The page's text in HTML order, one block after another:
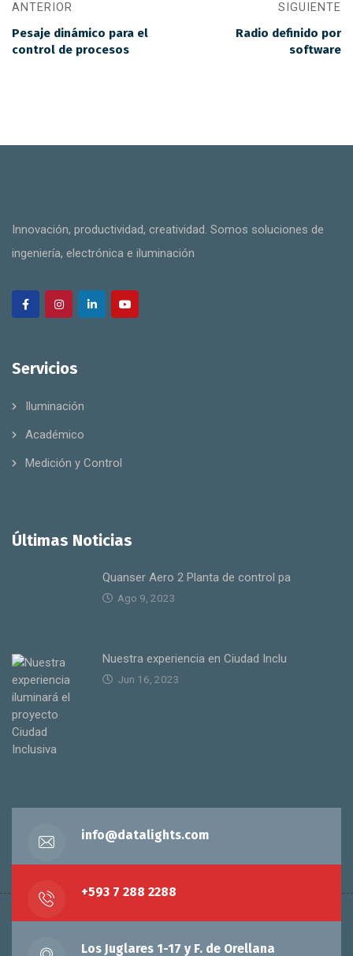
ANTERIOR
Pesaje dinámico para el
control de procesos
SIGUIENTE
Radio definido por
software
Innovación, productividad, creatividad. Somos soluciones de
ingeniería, electrónica e iluminación
Servicios
Iluminación
Académico
Medición y Control
Últimas Noticias
Quanser Aero 2 Planta de control pa
Ago 9, 2023
Nuestra experiencia en Ciudad Inclu
Jun 16, 2023
info@datalights.com
+593 7 288 2288
Los Juglares 1-17 y F. de Orellana